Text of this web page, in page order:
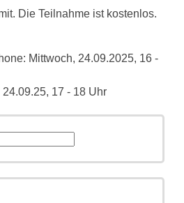
Die Teilnahme ist kostenlos.
Mittwoch, 24.09.2025, 16 -
17 - 18 Uhr